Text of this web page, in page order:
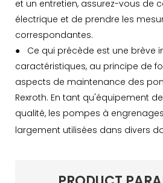
et un entretien, assurez-vous de
électrique et de prendre les
correspondantes.
●
Ce qui précède est une brève
caractéristiques, au principe de
aspects de maintenance des
Rexroth. En tant qu'équipement
qualité, les pompes à
largement utilisées dans divers